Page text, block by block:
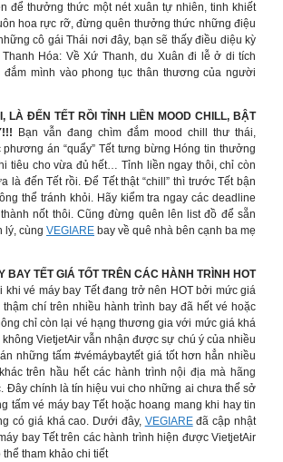
để thưởng thức một nét xuân tự nhiên, tinh khiết
hoa rực rỡ, đừng quên thưởng thức những điệu
cô gái Thái nơi đây, bạn sẽ thấy điều diệu kỳ
Thanh Hóa: Về Xứ Thanh, du Xuân đi lễ ở di tích
đắm mình vào phong tục thân thương của người
LÀ ĐẾN TẾT RỒI TỈNH LIỀN MOOD CHILL, BẬT
Bạn vẫn đang chìm đắm mood chill thư thái,
án “quẩy” Tết tưng bừng Hóng tin thưởng
tiêu cho vừa đủ hết… Tỉnh liền ngay thôi, chỉ còn
là đến Tết rồi. Để Tết thật “chill” thì trước Tết bận
thể tránh khỏi. Hãy kiểm tra ngay các deadline
nốt thôi. Cũng đừng quên lên list đồ để sẵn
lý, cùng VEGIARE bay về quê nhà bên cạnh ba mẹ
BAY TẾT GIÁ TỐT TRÊN CÁC HÀNH TRÌNH HOT
khi vé máy bay Tết đang trở nên HOT bởi mức giá
chí trên nhiều hành trình bay đã hết vé hoặc
chỉ còn lại vé hạng thương gia với mức giá khá
VietjetAir vẫn nhận được sự chú ý của nhiều
những tấm #vémáybaytết giá tốt hơn hẳn nhiều
trên hầu hết các hành trình nội địa mà hãng
Đây chính là tín hiệu vui cho những ai chưa thể sở
tấm vé máy bay Tết hoặc hoang mang khi hay tin
có giá khá cao. Dưới đây, VEGIAREđã cập nhật
bay Tết trên các hành trình hiện được VietjetAir
tham khảo chi tiết